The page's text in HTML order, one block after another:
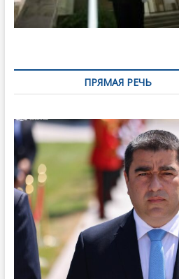
ПРЯМАЯ РЕЧЬ